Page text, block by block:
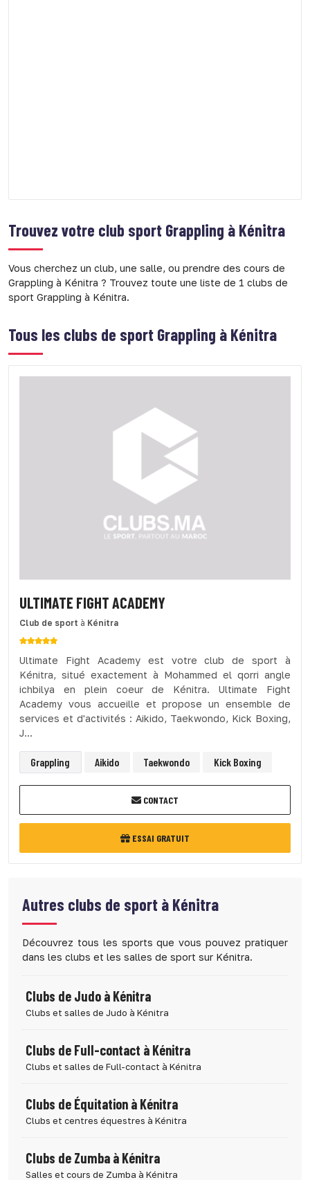
Trouvez votre club sport Grappling à Kénitra
Vous cherchez un club, une salle, ou prendre des cours de
Grappling à Kénitra ? Trouvez toute une liste de 1 clubs de
sport Grappling à Kénitra.
Tous les clubs de sport Grappling à Kénitra
ULTIMATE FIGHT ACADEMY
Club de sport à Kénitra
Ultimate Fight Academy est votre club de sport à
Kénitra, situé exactement à Mohammed el qorri angle
ichbilya en plein coeur de Kénitra. Ultimate Fight
Academy vous accueille et propose un ensemble de
services et d'activités : Aikido, Taekwondo, Kick Boxing,
J...
Grappling Aikido Taekwondo Kick Boxing
CONTACT
ESSAI GRATUIT
Autres clubs de sport à Kénitra
Découvrez tous les sports que vous pouvez pratiquer
dans les clubs et les salles de sport sur Kénitra.
Clubs de Judo à Kénitra
Clubs et salles de Judo à Kénitra
Clubs de Full-contact à Kénitra
Clubs et salles de Full-contact à Kénitra
Clubs de Équitation à Kénitra
Clubs et centres équestres à Kénitra
Clubs de Zumba à Kénitra
Salles et cours de Zumba à Kénitra